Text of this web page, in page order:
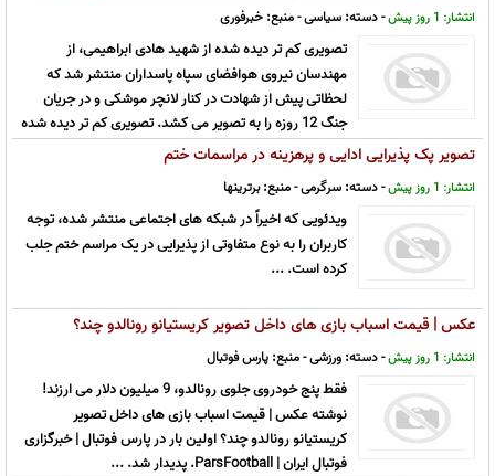
12 روزه
انتشار: 1 روز پیش - دسته: سیاسی- منبع: خبرفوری
تصویری کم تر دیده شده از شهید هادی ابراهیمی، از
مهندسان نیروی هوافضای سپاه پاسداران منتشر شد که
لحظاتی پیش از شهادت در کنار لانچر موشکی و در جریان
جنگ 12 روزه را به تصویر می کشد. تصویری کم تر دیده شده
از یکی از شهدای نیروی هوافضای سپاه پاسداران انقلاب اسلامی در فضای مجازی من
تصویر پک پذیرایی ادایی و پرهزینه در مراسمات ختم
انتشار: 1 روز پیش - دسته: سرگرمی- منبع:برترینها
ویدئویی که اخیراً در شبکه های اجتماعی منتشر شده، توجه
کاربران را به نوع متفاوتی از پذیرایی در یک مراسم ختم جلب
کرده است. ...
عکس | قیمت اسباب بازی های داخل تصویر کریستیانو رونالدو چند؟
انتشار: 1 روز پیش - دسته: ورزشی- منبع: پارس فوتبال
فقط پنج خودروی جلوی رونالدو، 9 میلیون دلار می ارزند!
نوشته عکس | قیمت اسباب بازی های داخل تصویر
کریستیانو رونالدو چند؟ اولین بار در پارس فوتبال | خبرگزاری
فوتبال ایران | ParsFootball. پدیدار شد. ...